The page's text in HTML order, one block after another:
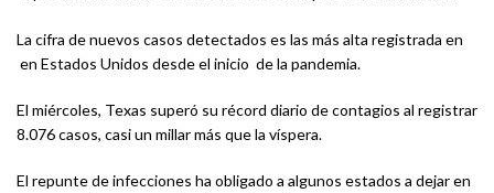
La cifra de nuevos casos detectados es las más alta registrada en
en Estados Unidos desde el inicio de la pandemia.
El miércoles, Texas superó su récord diario de contagios al registrar
8.076 casos, casi un millar más que la víspera.
El repunte de infecciones ha obligado a algunos estados a dejar en